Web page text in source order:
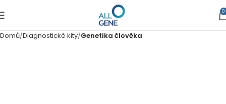
0
Domů Diagnostické kity Genetika člověka